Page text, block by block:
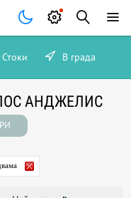
Стоки В града
АНДЖЕЛИС